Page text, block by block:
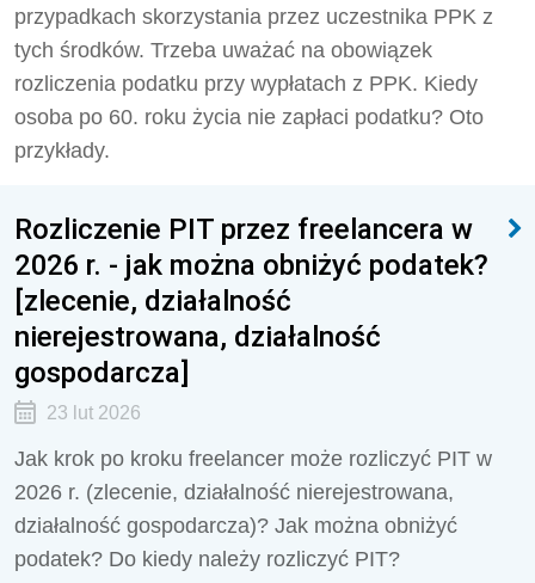
przypadkach skorzystania przez uczestnika PPK z
tych środków. Trzeba uważać na obowiązek
rozliczenia podatku przy wypłatach z PPK. Kiedy
osoba po 60. roku życia nie zapłaci podatku? Oto
przykłady.
Rozliczenie PIT przez freelancera w
2026 r. - jak można obniżyć podatek?
[zlecenie, działalność
nierejestrowana, działalność
gospodarcza]
23 lut 2026
Jak krok po kroku freelancer może rozliczyć PIT w
2026 r. (zlecenie, działalność nierejestrowana,
działalność gospodarcza)? Jak można obniżyć
podatek? Do kiedy należy rozliczyć PIT?